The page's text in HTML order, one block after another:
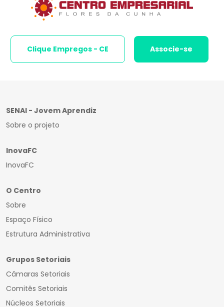
Clique Empregos - CE Associe-se
SENAI - Jovem Aprendiz
Sobre o projeto
InovaFC
InovaFC
O Centro
Sobre
Espaço Físico
Estrutura Administrativa
Grupos Setoriais
Câmaras Setoriais
Comitês Setoriais
Núcleos Setoriais